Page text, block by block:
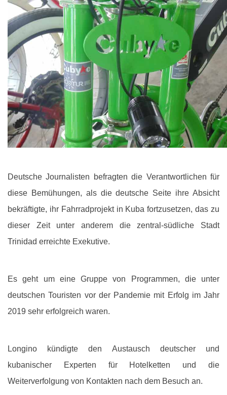
Deutsche Journalisten befragten die Verantwortlichen für
diese Bemühungen, als die deutsche Seite ihre Absicht
bekräftigte, ihr Fahrradprojekt in Kuba fortzusetzen, das zu
dieser Zeit unter anderem die zentral-südliche Stadt
Trinidad erreichte Exekutive.
Es geht um eine Gruppe von Programmen, die unter
deutschen Touristen vor der Pandemie mit Erfolg im Jahr
2019 sehr erfolgreich waren.
Longino kündigte den Austausch deutscher und
kubanischer Experten für Hotelketten und die
Weiterverfolgung von Kontakten nach dem Besuch an.